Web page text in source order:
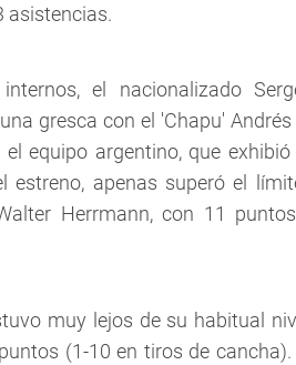
asistencias.
el nacionalizado
gresca con el 'Chapu'
el equipo argentino, que
estreno, apenas superó el
Herrmann, con 11
muy lejos de su habitual
(1-10 en tiros de